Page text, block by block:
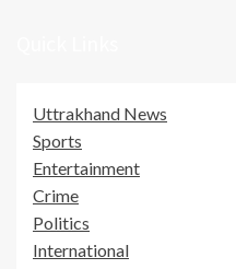
Uttrakhand News
Sports
Entertainment
Crime
Politics
International